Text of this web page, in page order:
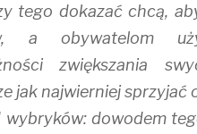
tego dokazać chcą,
a obywatelom
zwiększania
jak najwierniej
dowodem